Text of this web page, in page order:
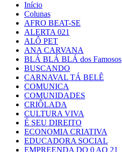
Início
Colunas
AFRO BEAT-SE
ALERTA 021
ALÔ PET
ANA CARVANA
BLÁ BLÁ BLÁ dos Famosos
BUSCANDO
CARNAVAL TÁ BELÊ
COMUNICA
COMUNIDADES
CRIÔLADA
CULTURA VIVA
É SEU DIREITO
ECONOMIA CRIATIVA
EDUCADORA SOCIAL
EMPREENDA DO 0 AO 21